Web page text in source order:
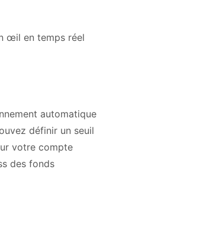
œil en temps réel
automatique
définir un seuil
votre compte
des fonds